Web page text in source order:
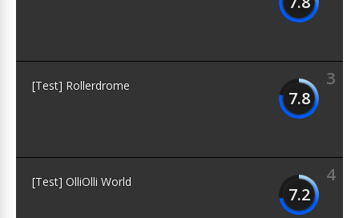
3
7.8
[Test] Rollerdrome
4
7.2
[Test] OlliOlli World